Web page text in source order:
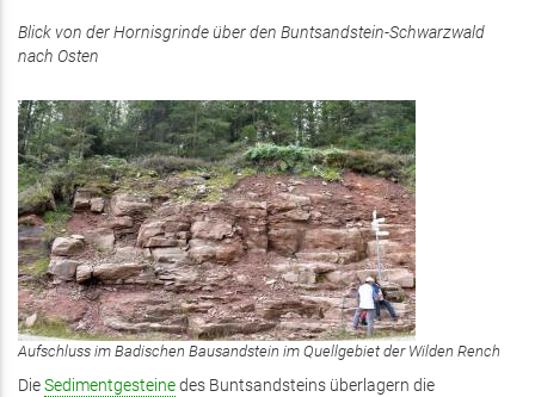
Blick von der Hornisgrinde über den Buntsandstein-Schwarzwald
nach Osten
Aufschluss im Badischen Bausandstein im Quellgebiet der Wilden Rench
DieSedimentgesteinedes Buntsandsteins überlagern die